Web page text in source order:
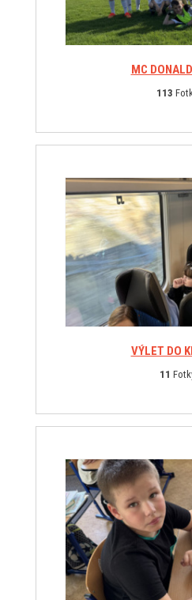
MC
113
VÝLET DO
11